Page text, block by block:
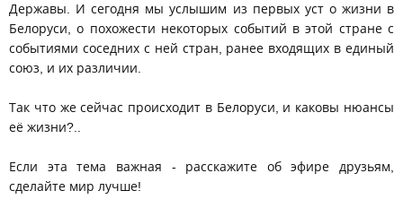
Державы. И сегодня мы услышим из первых уст о жизни в
Белоруси, о похожести некоторых событий в этой стране с
событиями соседних с ней стран, ранее входящих в единый
союз, и их различии.
Так что же сейчас происходит в Белоруси, и каковы нюансы
её жизни?..
Если эта тема важная - расскажите об эфире друзьям,
сделайте мир лучше!